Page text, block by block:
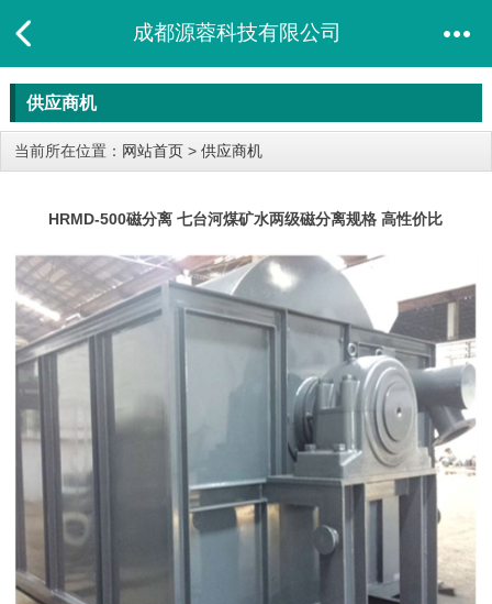
成都源蓉科技有限公司
供应商机
当前所在位置： 网站首页 > 供应商机
HRMD-500磁分离 七台河煤矿水两级磁分离规格 高性价比